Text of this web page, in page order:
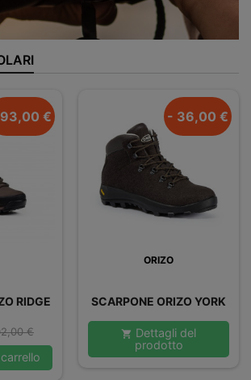
€
RIDGE
€
- 36,00 €
ORIZO
SCARPONE ORIZO YORK
 Dettagli del
prodotto